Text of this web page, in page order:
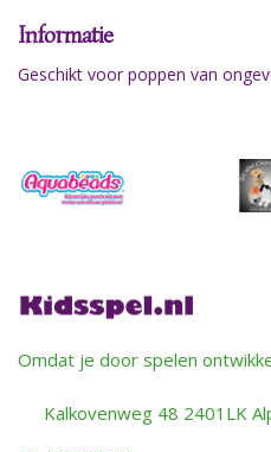
Informatie
Geschikt voor poppen van
Omdat je door spelen
Kalkovenweg 48 2401LK